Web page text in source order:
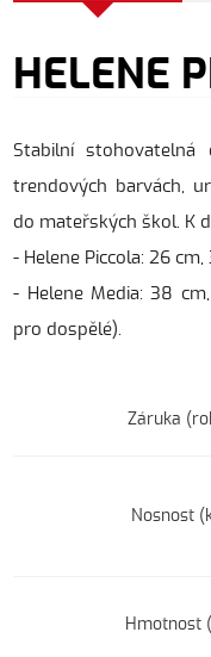
HELENE
Stabilní stohovatelná
trendových barvách,
do mateřských škol. K
- Helene Piccola: 26
- Helene Media: 38
pro dospělé).
Záruka
Nosnost
Hmotnost